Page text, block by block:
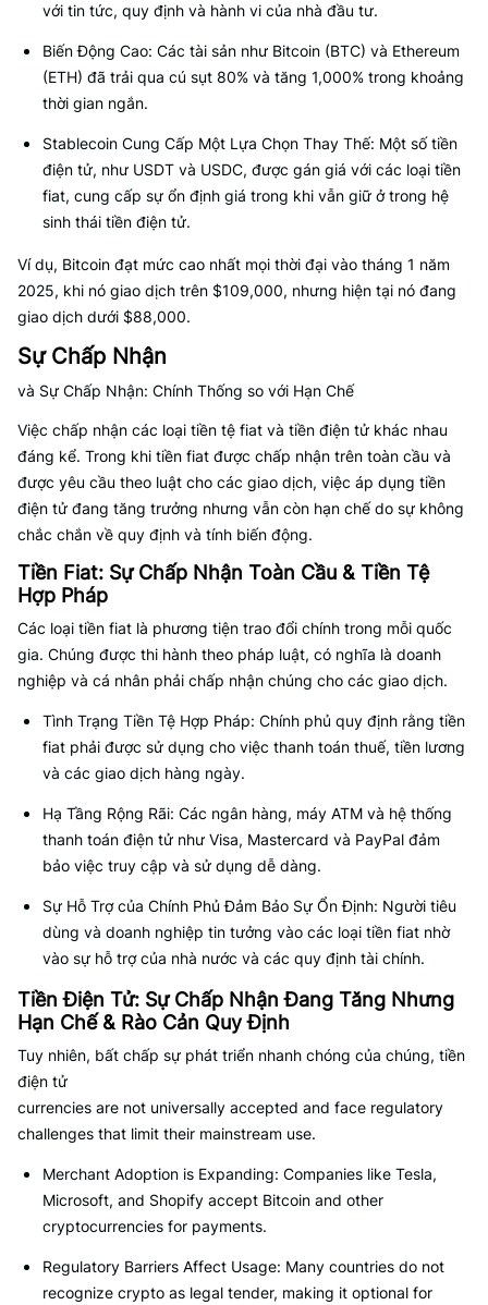
với tin tức, quy định và hành vi của nhà đầu tư.
Biến Động Cao: Các tài sản như Bitcoin (BTC) và Ethereum
(ETH) đã trải qua cú sụt 80% và tăng 1,000% trong khoảng
thời gian ngắn.
Stablecoin Cung Cấp Một Lựa Chọn Thay Thế: Một số tiền
điện tử, như USDT và USDC, được gán giá với các loại tiền
fiat, cung cấp sự ổn định giá trong khi vẫn giữ ở trong hệ
sinh thái tiền điện tử.
Ví dụ, Bitcoin đạt mức cao nhất mọi thời đại vào tháng 1 năm
2025, khi nó giao dịch trên $109,000, nhưng hiện tại nó đang
giao dịch dưới $88,000.
Sự Chấp Nhận
và Sự Chấp Nhận: Chính Thống so với Hạn Chế
Việc chấp nhận các loại tiền tệ fiat và tiền điện tử khác nhau
đáng kể. Trong khi tiền fiat được chấp nhận trên toàn cầu và
được yêu cầu theo luật cho các giao dịch, việc áp dụng tiền
điện tử đang tăng trưởng nhưng vẫn còn hạn chế do sự không
chắc chắn về quy định và tính biến động.
Tiền Fiat: Sự Chấp Nhận Toàn Cầu & Tiền Tệ
Hợp Pháp
Các loại tiền fiat là phương tiện trao đổi chính trong mỗi quốc
gia. Chúng được thi hành theo pháp luật, có nghĩa là doanh
nghiệp và cá nhân phải chấp nhận chúng cho các giao dịch.
Tình Trạng Tiền Tệ Hợp Pháp: Chính phủ quy định rằng tiền
fiat phải được sử dụng cho việc thanh toán thuế, tiền lương
và các giao dịch hàng ngày.
Hạ Tầng Rộng Rãi: Các ngân hàng, máy ATM và hệ thống
thanh toán điện tử như Visa, Mastercard và PayPal đảm
bảo việc truy cập và sử dụng dễ dàng.
Sự Hỗ Trợ của Chính Phủ Đảm Bảo Sự Ổn Định: Người tiêu
dùng và doanh nghiệp tin tưởng vào các loại tiền fiat nhờ
vào sự hỗ trợ của nhà nước và các quy định tài chính.
Tiền Điện Tử: Sự Chấp Nhận Đang Tăng Nhưng
Hạn Chế & Rào Cản Quy Định
Tuy nhiên, bất chấp sự phát triển nhanh chóng của chúng, tiền
điện tử
currencies are not universally accepted and face regulatory
challenges that limit their mainstream use.
Merchant Adoption is Expanding: Companies like Tesla,
Microsoft, and Shopify accept Bitcoin and other
cryptocurrencies for payments.
Regulatory Barriers Affect Usage: Many countries do not
recognize crypto as legal tender, making it optional for